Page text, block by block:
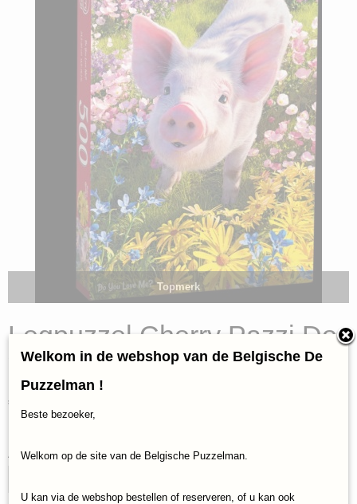
Topmerk
Legpuzzel Cherry Pazzi Do
You Love me ? (500)
€ 9,95
Aantal
Welkom in de webshop van de Belgische De
Puzzelman !
Beste bezoeker,
Welkom op de site van de Belgische Puzzelman.
U kan via de webshop bestellen of reserveren, of u kan ook